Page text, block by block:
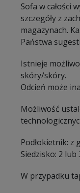
Sofa w całości
szczegóły z
magazynach.
Państwa
Istnieje
skóry/skóry.
Odcień może
Możliwość
Podłokietnik: z
Siedzisko: 2 lub
W przypadku